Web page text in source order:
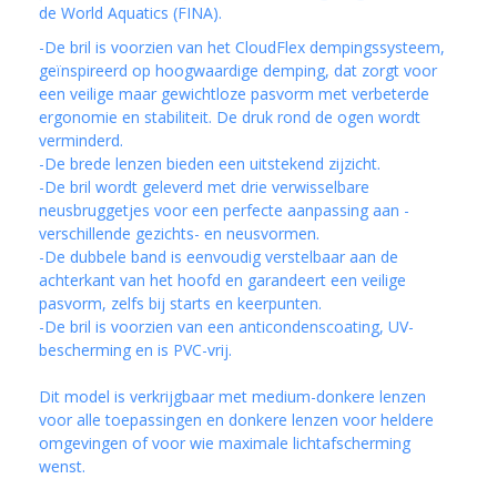
de World Aquatics (FINA).
-De bril is voorzien van het CloudFlex dempingssysteem,
geïnspireerd op hoogwaardige demping, dat zorgt voor
een veilige maar gewichtloze pasvorm met verbeterde
ergonomie en stabiliteit. De druk rond de ogen wordt
verminderd.
-De brede lenzen bieden een uitstekend zijzicht.
-De bril wordt geleverd met drie verwisselbare
neusbruggetjes voor een perfecte aanpassing aan -
verschillende gezichts- en neusvormen.
-De dubbele band is eenvoudig verstelbaar aan de
achterkant van het hoofd en garandeert een veilige
pasvorm, zelfs bij starts en keerpunten.
-De bril is voorzien van een anticondenscoating, UV-
bescherming en is PVC-vrij.
Dit model is verkrijgbaar met medium-donkere lenzen
voor alle toepassingen en donkere lenzen voor heldere
omgevingen of voor wie maximale lichtafscherming
wenst.